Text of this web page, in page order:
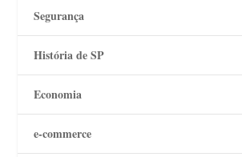
Segurança
História de SP
Economia
e-commerce